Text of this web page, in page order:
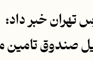
تهران خبر داد:
صندوق تامین